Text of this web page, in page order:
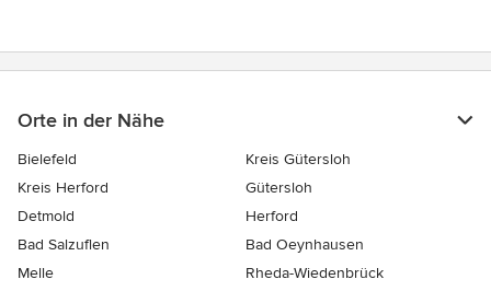
Orte in der Nähe
Bielefeld
Kreis Gütersloh
Kreis Herford
Gütersloh
Detmold
Herford
Bad Salzuflen
Bad Oeynhausen
Melle
Rheda-Wiedenbrück